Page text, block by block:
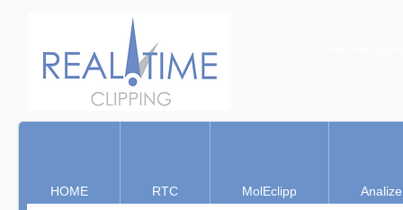
HOME RTC MolEclipp Analize